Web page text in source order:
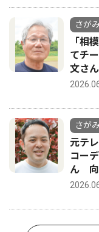
さが
「相
てチ
文さ
さが
元テ
コー
ん 向